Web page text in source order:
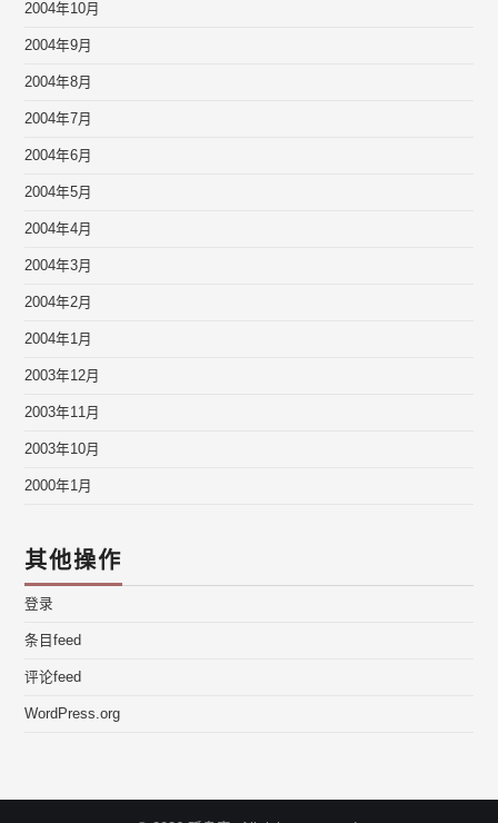
2004年10月
2004年9月
2004年8月
2004年7月
2004年6月
2004年5月
2004年4月
2004年3月
2004年2月
2004年1月
2003年12月
2003年11月
2003年10月
2000年1月
其他操作
登录
条目feed
评论feed
WordPress.org